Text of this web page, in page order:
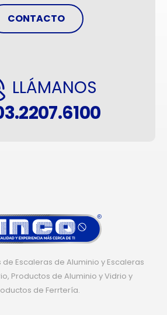
CONTACTO
LLÁMANOS
Escaleras de Aluminio y Escaleras
Productos de Aluminio y Vidrio y
de Ferrtería.